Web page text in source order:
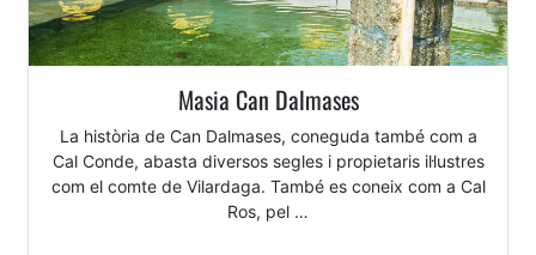
Masia Can Dalmases
La història de Can Dalmases, coneguda també com a
Cal Conde, abasta diversos segles i propietaris il·lustres
com el comte de Vilardaga. També es coneix com a Cal
Ros, pel …